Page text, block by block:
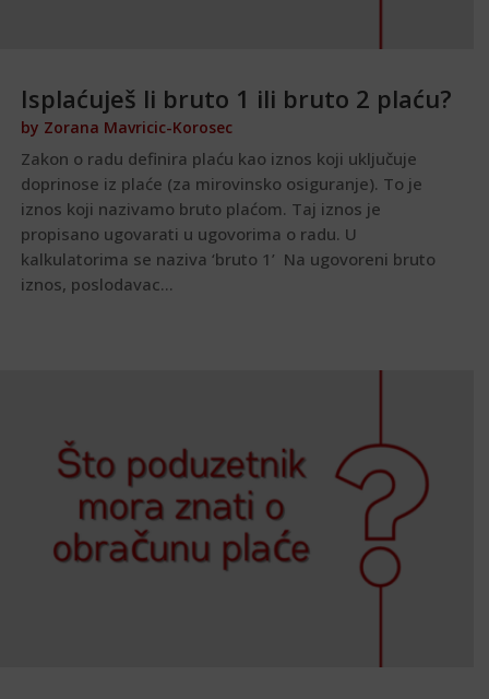
Isplaćuješ li bruto 1 ili bruto 2 plaću?
by Zorana Mavricic-Korosec
Zakon o radu definira plaću kao iznos koji uključuje
doprinose iz plaće (za mirovinsko osiguranje). To je
iznos koji nazivamo bruto plaćom. Taj iznos je
propisano ugovarati u ugovorima o radu. U
kalkulatorima se naziva ‘bruto 1’ Na ugovoreni bruto
iznos, poslodavac...